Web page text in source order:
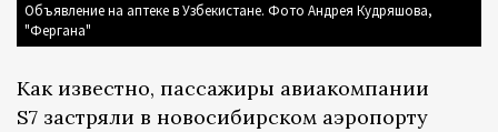
Объявление на аптеке в Узбекистане. Фото Андрея Кудряшова,
"Фергана"
Как известно, пассажиры авиакомпании
S7 застряли в новосибирском аэропорту